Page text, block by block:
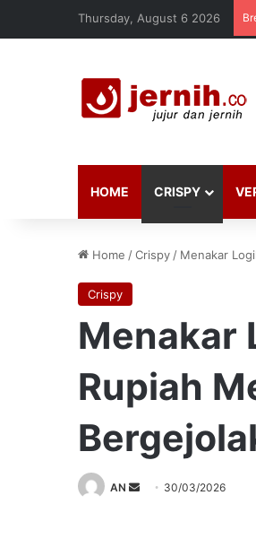
Thursday, August 6 2026
HOME CRISPY
Home /Crispy / Menakar
Crispy
Menakar
Rupiah
AN
Send 30/03/2026